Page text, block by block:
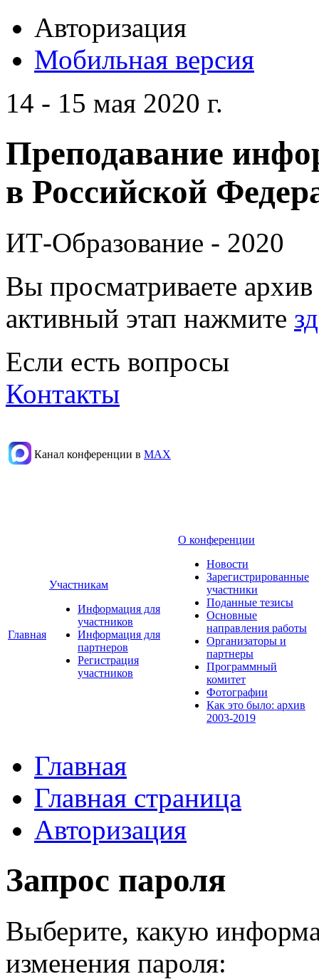
Авторизация
Мобильная версия
14 - 15 мая 2020 г.
Преподавание
в Российской
ИТ-Образование - 2020
Вы просматриваете
активный этап нажмите
Если есть вопросы
Контакты
Канал конференции в МАХ
Главная
Участникам
Информация для
участников
Информация для
партнеров
Регистрация
участников
О конференции
Новости
Зарегистрированные
участники
Поданные тезисы
Основные
направления работы
Организаторы и
партнеры
Программный
комитет
Фотографии
Как это было: архив
2003-2019
Главная
Главная страница
Авторизация
Запрос пароля
Выберите, какую
изменения пароля: